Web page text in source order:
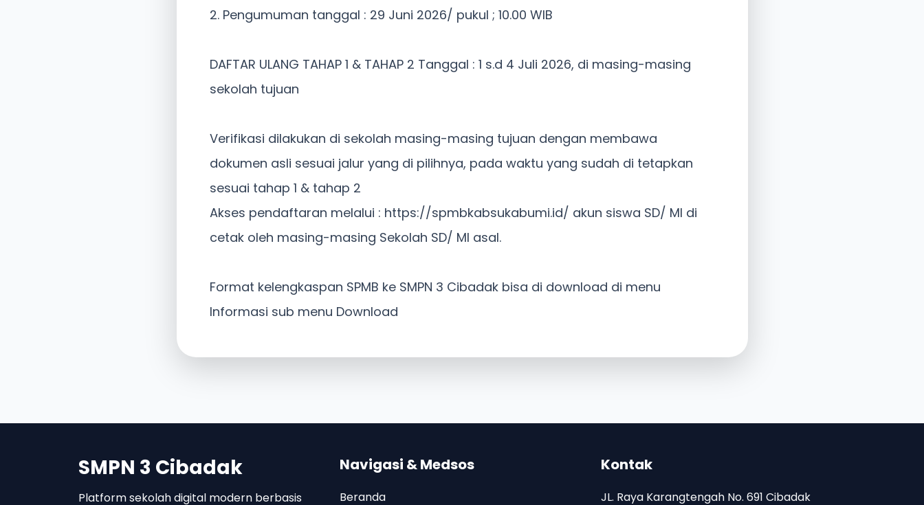
2. Pengumuman tanggal : 29 Juni 2026/ pukul ; 10.00 WIB
DAFTAR ULANG TAHAP 1 & TAHAP 2 Tanggal : 1 s.d 4 Juli 2026, di masing-masing
sekolah tujuan
Verifikasi dilakukan di sekolah masing-masing tujuan dengan membawa
dokumen asli sesuai jalur yang di pilihnya, pada waktu yang sudah di tetapkan
sesuai tahap 1 & tahap 2
Akses pendaftaran melalui : https://spmbkabsukabumi.id/ akun siswa SD/ MI di
cetak oleh masing-masing Sekolah SD/ MI asal.
Format kelengkaspan SPMB ke SMPN 3 Cibadak bisa di download di menu
Informasi sub menu Download
SMPN 3 Cibadak
Platform sekolah digital modern berbasis
Navigasi & Medsos
Beranda
Kontak
JL. Raya Karangtengah No. 691 Cibadak